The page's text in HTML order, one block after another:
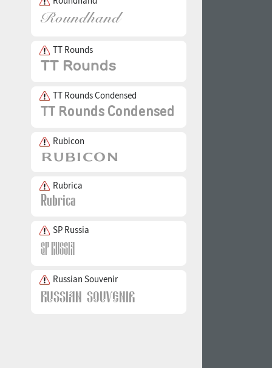
TT Rounds
TT Rounds Condensed
Rubicon
Rubrica
SP Russia
Russian Souvenir